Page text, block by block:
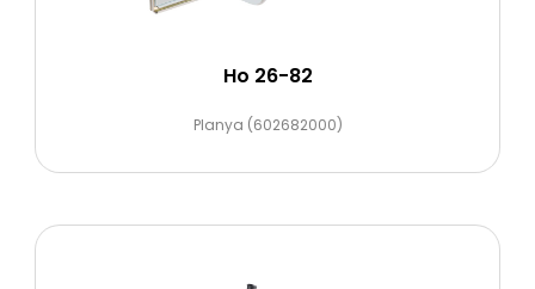
Ho 26-82
Planya (602682000)